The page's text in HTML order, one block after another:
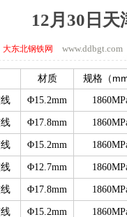
12月30日
大东北钢铁网
材质 规格（
Φ15.2mm
Φ17.8mm
Φ15.2mm
Φ12.7mm
Φ17.8mm
Φ15.2mm